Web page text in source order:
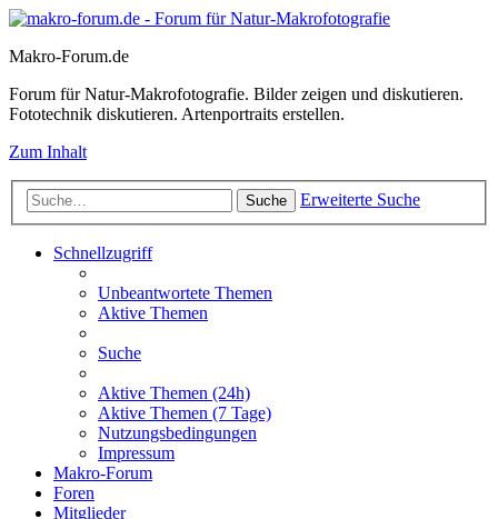
Makro-Forum.de
Forum für Natur-Makrofotografie. Bilder zeigen und diskutieren.
Fototechnik diskutieren. Artenportraits erstellen.
Zum Inhalt
Suche Erweiterte Suche
Schnellzugriff
Unbeantwortete Themen
Aktive Themen
Suche
Aktive Themen (24h)
Aktive Themen (7 Tage)
Nutzungsbedingungen
Impressum
Makro-Forum
Foren
Mitglieder